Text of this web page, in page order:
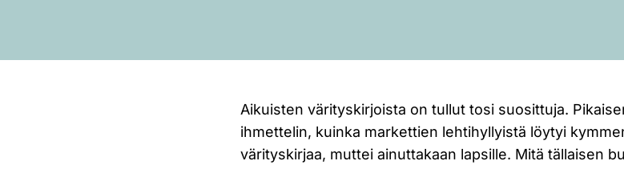
Aikuisten värityskirjoista on tullut tosi suosittuja.
ihmettelin, kuinka markettien lehtihyllyistä löytyi
värityskirjaa, muttei ainuttakaan lapsille. Mitä tällaisen